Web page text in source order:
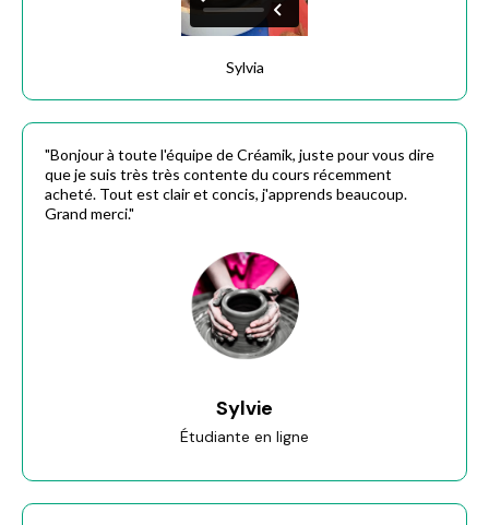
Sylvia
"Bonjour à toute l'équipe de Créamik, juste pour vous dire
que je suis très très contente du cours récemment
acheté. Tout est clair et concis, j'apprends beaucoup.
Grand merci."
Sylvie
Étudiante en ligne